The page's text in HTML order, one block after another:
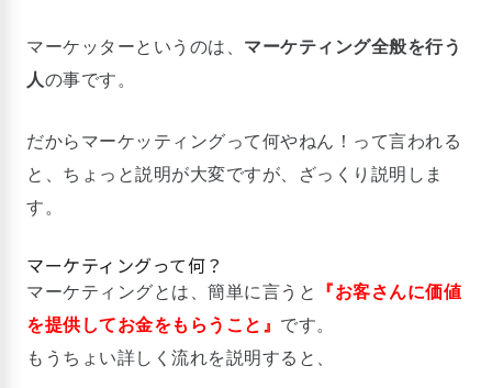
マーケッターというのは、 マーケティング全般を行う
人の事です。
だからマーケッティングって何やねん！って言われる
と、ちょっと説明が大変ですが、ざっくり説明しま
す。
マーケティングって何？
マーケティングとは、簡単に言うと
『お客さんに価値
を提供してお金をもらうこと』 です。
もうちょい詳しく流れを説明すると、